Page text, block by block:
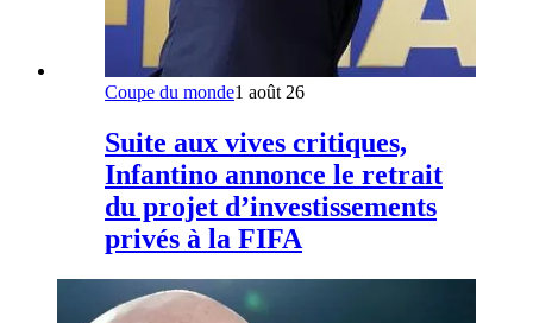
Coupe du monde1 août 26
Suite aux vives critiques,
Infantino annonce le retrait
du projet d’investissements
privés à la FIFA